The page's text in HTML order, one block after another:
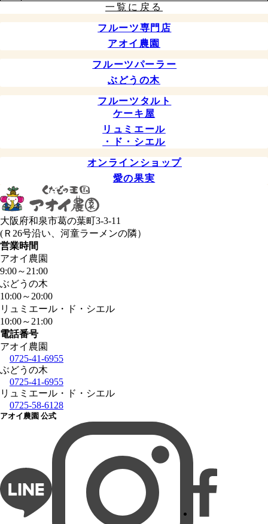
一覧に戻る
フルーツ専門店
アオイ農園
フルーツパーラー
ぶどうの木
フルーツタルト
ケーキ屋
リュミエール
・ド・シエル
オンラインショップ
愛の果実
大阪府和泉市葛の葉町3-3-11
(Ｒ26号沿い、河童ラーメンの隣）
営業時間
アオイ農園
9:00～ 21:00
ぶどうの木
10:00～ 20:00
リュミエール・ド・シエル
10:00～ 21:00
電話番号
アオイ農園
0725-41-6955
ぶどうの木
0725-41-6955
リュミエール・ド・シエル
0725-58-6128
アオイ農園 公式